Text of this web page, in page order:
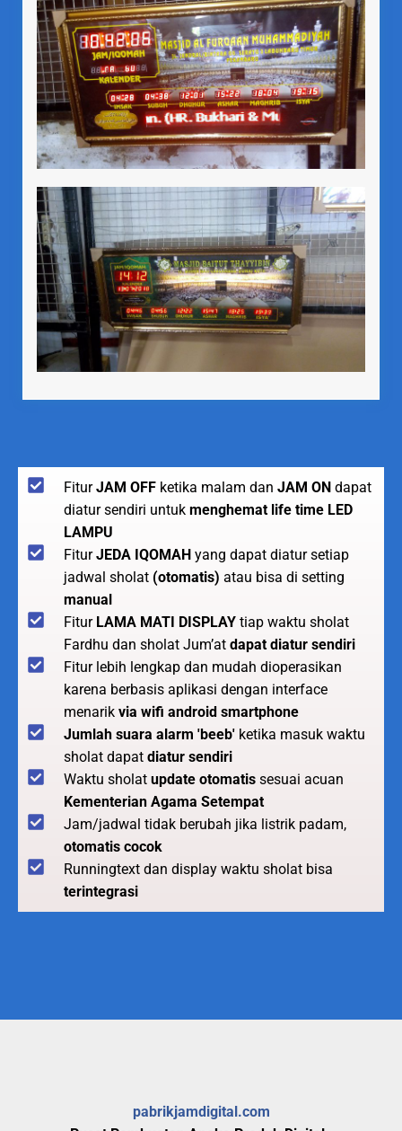
FiturJAM OFF ketika malam dan JAM ON dapat
diatur sendiri untuk menghemat life time LED
LAMPU
FiturJEDA IQOMAH yang dapat diatur setiap
jadwal sholat (otomatis) atau bisa di setting
manual
Fitur LAMA MATI DISPLAY tiap waktu sholat
Fardhu dan sholat Jum’at dapat diatur sendiri
Fitur lebih lengkap dan mudah dioperasikan
karena berbasis aplikasi dengan interface
menarik via wifi android smartphone
Jumlah suara alarm 'beeb' ketika masuk waktu
sholat dapat diatur sendiri
Waktu sholat update otomatis sesuai acuan
Kementerian Agama Setempat
Jam/jadwal tidak berubah jika listrik padam,
otomatis cocok
Runningtext dan display waktu sholat bisa
terintegrasi
pabrikjamdigital.com